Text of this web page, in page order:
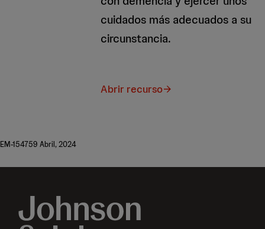
cuidados más adecuados a su
circunstancia.
Abrir recurso
EM-154759 Abril, 2024